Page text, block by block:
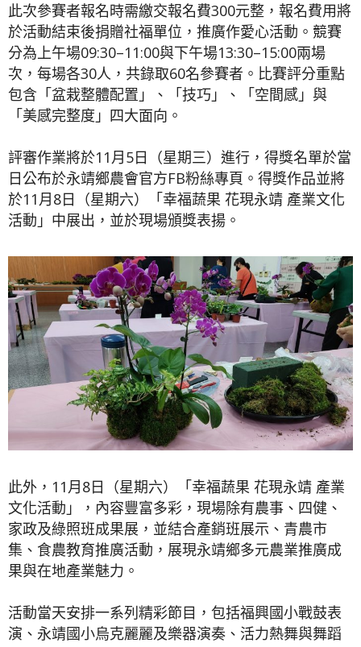
此次參賽者報名時需繳交報名費300元整，報名費用將
於活動結束後捐贈社福單位，推廣作愛心活動。競賽
分為上午場09:30–11:00與下午場13:30–15:00兩場
次，每場各30人，共錄取60名參賽者。比賽評分重點
包含「盆栽整體配置」、「技巧」、「空間感」與
「美感完整度」四大面向。
評審作業將於11月5日（星期三）進行，得獎名單於當
日公布於永靖鄉農會官方FB粉絲專頁。得獎作品並將
於11月8日（星期六）「幸福蔬果 花現永靖 產業文化
活動」中展出，並於現場頒獎表揚。
此外，11月8日（星期六）「幸福蔬果 花現永靖 產業
文化活動」，內容豐富多彩，現場除有農事、四健、
家政及綠照班成果展，並結合產銷班展示、青農市
集、食農教育推廣活動，展現永靖鄉多元農業推廣成
果與在地產業魅力。
活動當天安排一系列精彩節目，包括福興國小戰鼓表
演、永靖國小烏克麗麗及樂器演奏、活力熱舞與舞蹈